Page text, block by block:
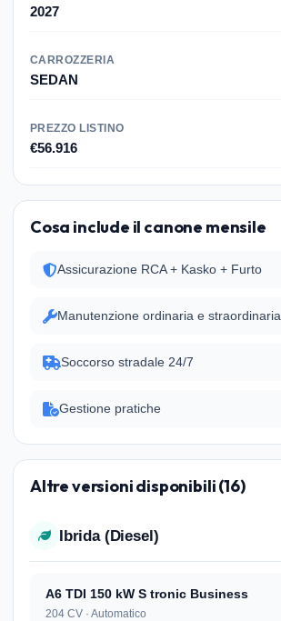
2027
CARROZZERIA
SEDAN
PREZZO LISTINO
€56.916
Cosa include il canone mensile
Assicurazione RCA + Kasko + Furto
Manutenzione ordinaria e straordinaria
Soccorso stradale 24/7
Gestione pratiche
Altre versioni disponibili (16)
Ibrida (Diesel)
A6 TDI 150 kW S tronic Business
204 CV · Automatico